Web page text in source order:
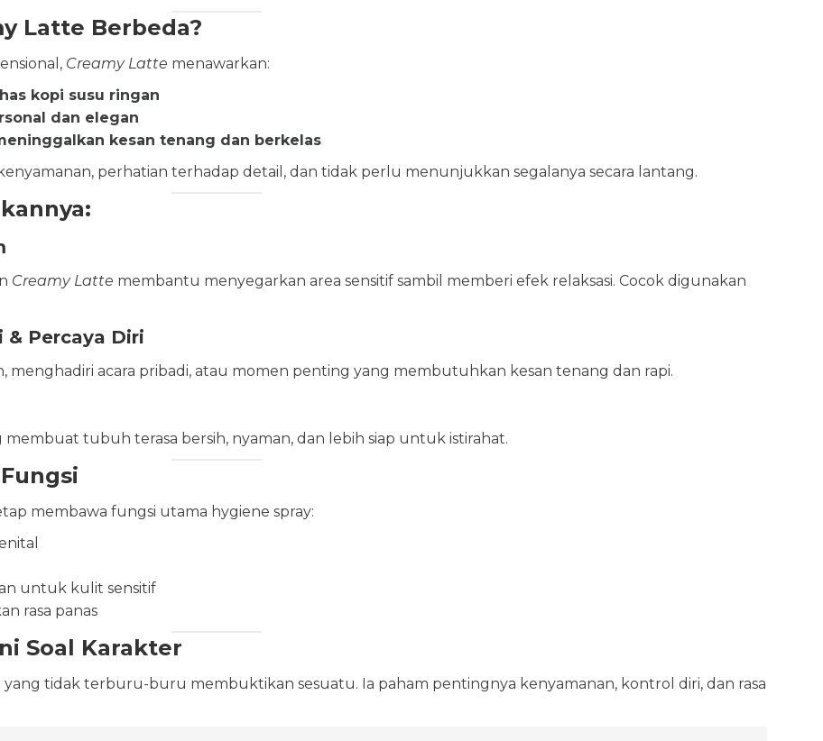
Latte Berbeda?
Creamy Latte menawarkan:
kopi susu ringan
dan elegan
kesan tenang dan berkelas
perhatian terhadap detail, dan tidak perlu menunjukkan segalanya secara lantang.
Creamy Latte membantu menyegarkan area sensitif sambil memberi efek relaksasi. Cocok digunakan
& Percaya Diri
acara pribadi, atau momen penting yang membutuhkan kesan tenang dan rapi.
tubuh terasa bersih, nyaman, dan lebih siap untuk istirahat.
membawa fungsi utama hygiene spray:
untuk kulit sensitif
rasa panas
Soal Karakter
tidak terburu-buru membuktikan sesuatu. Ia paham pentingnya kenyamanan, kontrol diri, dan rasa